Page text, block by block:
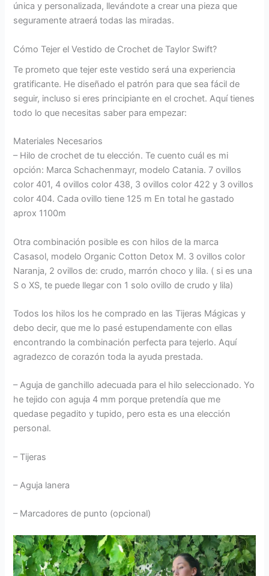
única y personalizada, llevándote a crear una pieza que
seguramente atraerá todas las miradas.
Cómo Tejer el Vestido de Crochet de Taylor Swift?
Te prometo que tejer este vestido será una experiencia
gratificante. He diseñado el patrón para que sea fácil de
seguir, incluso si eres principiante en el crochet. Aquí tienes
todo lo que necesitas saber para empezar:
Materiales Necesarios
– Hilo de crochet de tu elección. Te cuento cuál es mi
opción: Marca Schachenmayr, modelo Catania. 7 ovillos
color 401, 4 ovillos color 438, 3 ovillos color 422 y 3 ovillos
color 404. Cada ovillo tiene 125 m En total he gastado
aprox 1100m
Otra combinación posible es con hilos de la marca
Casasol, modelo Organic Cotton Detox M. 3 ovillos color
Naranja, 2 ovillos de: crudo, marrón choco y lila. ( si es una
S o XS, te puede llegar con 1 solo ovillo de crudo y lila)
Todos los hilos los he comprado en las Tijeras Mágicas y
debo decir, que me lo pasé estupendamente con ellas
encontrando la combinación perfecta para tejerlo. Aquí
agradezco de corazón toda la ayuda prestada.
– Aguja de ganchillo adecuada para el hilo seleccionado. Yo
he tejido con aguja 4 mm porque pretendía que me
quedase pegadito y tupido, pero esta es una elección
personal.
– Tijeras
– Aguja lanera
– Marcadores de punto (opcional)